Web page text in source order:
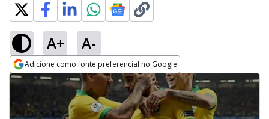
A+ A-
Adicione como fonte preferencial no Google
Opens in new window